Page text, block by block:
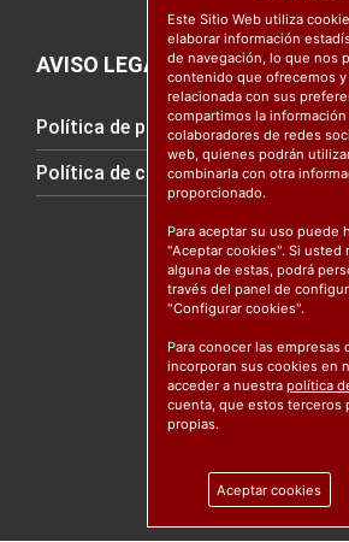
AVISO LEGAL
Política de protección de datos
Política de cookies
Este Sitio Web utiliza
elaborar información
de navegación, lo que nos
contenido que ofrecemos
relacionada con sus
compartimos la
colaboradores de redes
web, quienes podrán
combinarla con otra
proporcionado.
Para aceptar su uso puede
"Aceptar cookies". Si usted
alguna de estas, podrá
través del panel de
"Configurar cookies".
Para conocer las empresas
incorporan sus cookies en
acceder a nuestra política
cuenta, que estos terceros
propias.
Aceptar cookies